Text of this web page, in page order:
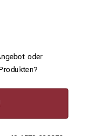
oder